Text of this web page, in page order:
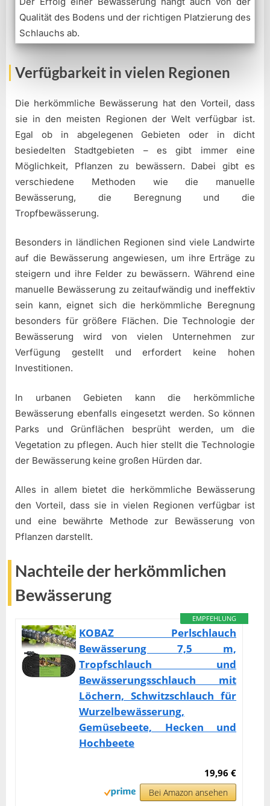
Qualität des Bodens und der richtigen Platzierung des
Schlauchs ab.
Verfügbarkeit in vielen Regionen
Die herkömmliche Bewässerung hat den Vorteil, dass
sie in den meisten Regionen der Welt verfügbar ist.
Egal ob in abgelegenen Gebieten oder in dicht
besiedelten Stadtgebieten – es gibt immer eine
Möglichkeit, Pflanzen zu bewässern. Dabei gibt es
verschiedene Methoden wie die manuelle
Bewässerung, die Beregnung und die
Tropfbewässerung.
Besonders in ländlichen Regionen sind viele Landwirte
auf die Bewässerung angewiesen, um ihre Erträge zu
steigern und ihre Felder zu bewässern. Während eine
manuelle Bewässerung zu zeitaufwändig und ineffektiv
sein kann, eignet sich die herkömmliche Beregnung
besonders für größere Flächen. Die Technologie der
Bewässerung wird von vielen Unternehmen zur
Verfügung gestellt und erfordert keine hohen
Investitionen.
In urbanen Gebieten kann die herkömmliche
Bewässerung ebenfalls eingesetzt werden. So können
Parks und Grünflächen besprüht werden, um die
Vegetation zu pflegen. Auch hier stellt die Technologie
der Bewässerung keine großen Hürden dar.
Alles in allem bietet die herkömmliche Bewässerung
den Vorteil, dass sie in vielen Regionen verfügbar ist
und eine bewährte Methode zur Bewässerung von
Pflanzen darstellt.
Nachteile der herkömmlichen
Bewässerung
EMPFEHLUNG
KOBAZ Perlschlauch
Bewässerung 7,5 m,
Tropfschlauch und
Bewässerungsschlauch mit
Löchern, Schwitzschlauch für
Wurzelbewässerung,
Gemüsebeete, Hecken und
Hochbeete
19,96 €
Bei Amazon ansehen